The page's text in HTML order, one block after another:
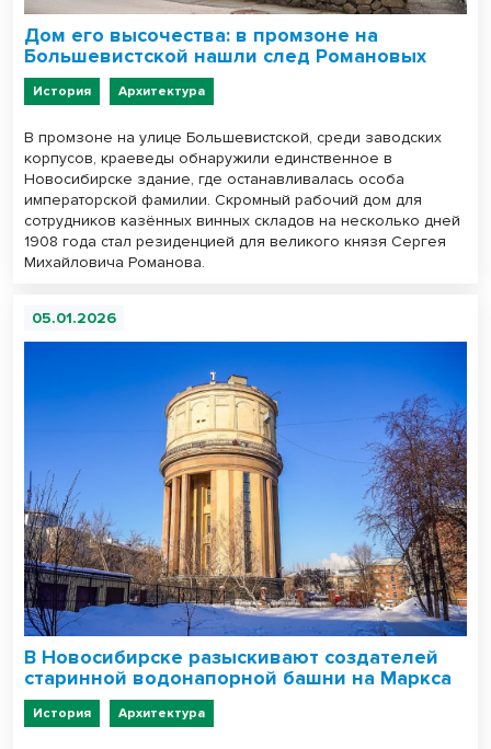
Дом его высочества: в промзоне на
Большевистской нашли след Романовых
История Архитектура
В промзоне на улице Большевистской, среди заводских
корпусов, краеведы обнаружили единственное в
Новосибирске здание, где останавливалась особа
императорской фамилии. Скромный рабочий дом для
сотрудников казённых винных складов на несколько дней
1908 года стал резиденцией для великого князя Сергея
Михайловича Романова.
05.01.2026
В Новосибирске разыскивают создателей
старинной водонапорной башни на Маркса
История Архитектура